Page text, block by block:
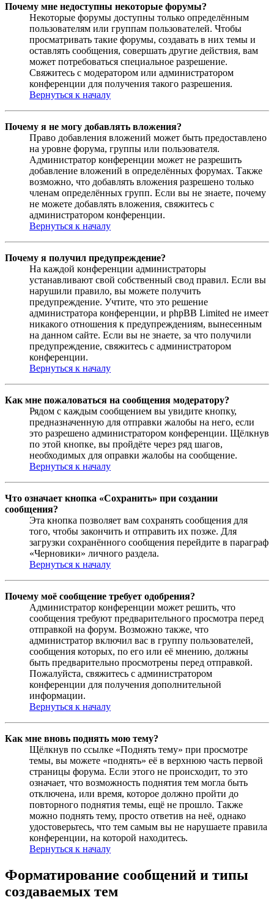
Почему мне недоступны некоторые форумы?
Некоторые форумы доступны только определённым
пользователям или группам пользователей. Чтобы
просматривать такие форумы, создавать в них темы и
оставлять сообщения, совершать другие действия, вам
может потребоваться специальное разрешение.
Свяжитесь с модератором или администратором
конференции для получения такого разрешения.
Вернуться к началу
Почему я не могу добавлять вложения?
Право добавления вложений может быть предоставлено
на уровне форума, группы или пользователя.
Администратор конференции может не разрешить
добавление вложений в определённых форумах. Также
возможно, что добавлять вложения разрешено только
членам определённых групп. Если вы не знаете, почему
не можете добавлять вложения, свяжитесь с
администратором конференции.
Вернуться к началу
Почему я получил предупреждение?
На каждой конференции администраторы
устанавливают свой собственный свод правил. Если вы
нарушили правило, вы можете получить
предупреждение. Учтите, что это решение
администратора конференции, и phpBB Limited не имеет
никакого отношения к предупреждениям, вынесенным
на данном сайте. Если вы не знаете, за что получили
предупреждение, свяжитесь с администратором
конференции.
Вернуться к началу
Как мне пожаловаться на сообщения модератору?
Рядом с каждым сообщением вы увидите кнопку,
предназначенную для отправки жалобы на него, если
это разрешено администратором конференции. Щёлкнув
по этой кнопке, вы пройдёте через ряд шагов,
необходимых для оправки жалобы на сообщение.
Вернуться к началу
Что означает кнопка «Сохранить» при создании
сообщения?
Эта кнопка позволяет вам сохранять сообщения для
того, чтобы закончить и отправить их позже. Для
загрузки сохранённого сообщения перейдите в параграф
«Черновики» личного раздела.
Вернуться к началу
Почему моё сообщение требует одобрения?
Администратор конференции может решить, что
сообщения требуют предварительного просмотра перед
отправкой на форум. Возможно также, что
администратор включил вас в группу пользователей,
сообщения которых, по его или её мнению, должны
быть предварительно просмотрены перед отправкой.
Пожалуйста, свяжитесь с администратором
конференции для получения дополнительной
информации.
Вернуться к началу
Как мне вновь поднять мою тему?
Щёлкнув по ссылке «Поднять тему» при просмотре
темы, вы можете «поднять» её в верхнюю часть первой
страницы форума. Если этого не происходит, то это
означает, что возможность поднятия тем могла быть
отключена, или время, которое должно пройти до
повторного поднятия темы, ещё не прошло. Также
можно поднять тему, просто ответив на неё, однако
удостоверьтесь, что тем самым вы не нарушаете правила
конференции, на которой находитесь.
Вернуться к началу
Форматирование сообщений и типы
создаваемых тем